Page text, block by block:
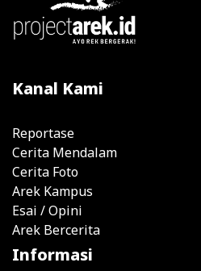
Kanal Kami
Reportase
Cerita Mendalam
Cerita Foto
Arek Kampus
Esai / Opini
Arek Bercerita
Informasi